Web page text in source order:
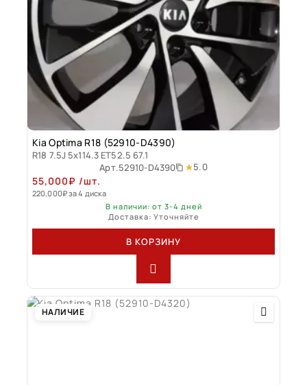
Kia Optima R18 (52910-D4390)
R18 7.5J 5x114.3 ET52.5 67.1
Арт.52910-D4390 5.0
55,000₽ /шт.
220,000₽за 4 диска
В наличии: от 3-4 дней
Доставка: Уточняйте
В КОРЗИНУ
НАЛИЧИЕ